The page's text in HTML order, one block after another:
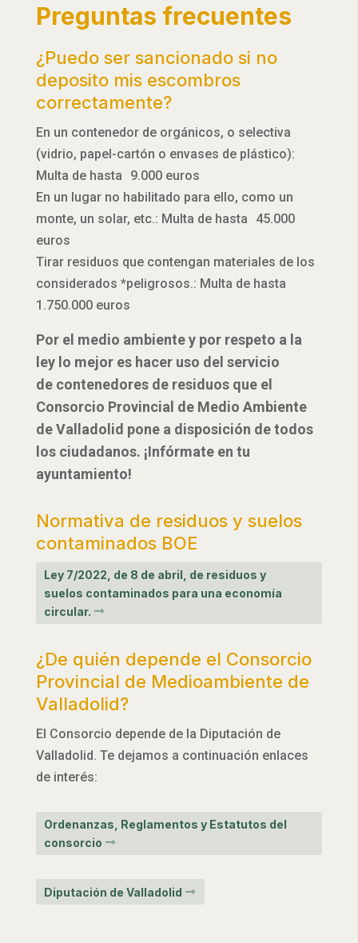
Preguntas frecuentes
¿Puedo ser sancionado si no
deposito mis escombros
correctamente?
En un contenedor de orgánicos, o selectiva
(vidrio, papel-cartón o envases de plástico):
Multa de hasta 9.000 euros
En un lugar no habilitado para ello, como un
monte, un solar, etc.: Multa de hasta 45.000
euros
Tirar residuos que contengan materiales de los
considerados *peligrosos.: Multa de hasta
1.750.000 euros
Por el medio ambiente y por respeto a la
ley lo mejor es hacer uso del servicio
de contenedores de residuos que el
Consorcio Provincial de Medio Ambiente
de Valladolid pone a disposición de todos
los ciudadanos. ¡Infórmate en tu
ayuntamiento!
Normativa de residuos y suelos
contaminados BOE
Ley 7/2022, de 8 de abril, de residuos y
suelos contaminados para una economía
circular.
¿De quién depende el Consorcio
Provincial de Medioambiente de
Valladolid?
El Consorcio depende de la Diputación de
Valladolid. Te dejamos a continuación enlaces
de interés:
Ordenanzas, Reglamentos y Estatutos del
consorcio
Diputación de Valladolid